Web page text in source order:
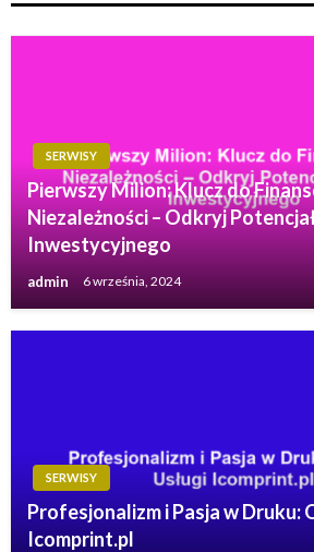
SERWISY
Pierwszy Milion: Klucz do
Niezależności – Odkryj
Inwestycyjnego
admin 6 września, 2024
SERWISY
Profesjonalizm i Pasja w Druku:
Icomprint.pl